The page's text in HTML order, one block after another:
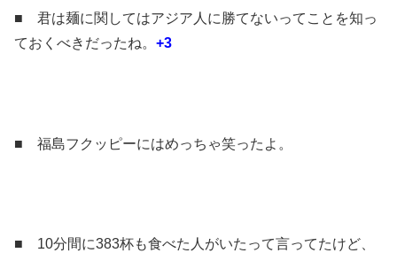
■ 君は麺に関してはアジア人に勝てないってことを知っ
ておくべきだったね。 +3
■ 福島フクッピーにはめっちゃ笑ったよ。
■ 10分間に383杯も食べた人がいたって言ってたけど、